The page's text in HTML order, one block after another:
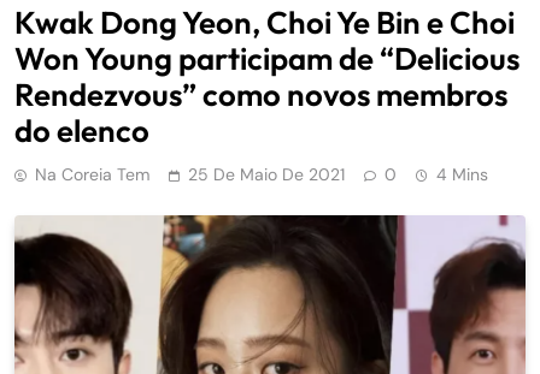
Kwak Dong Yeon, Choi Ye Bin e Choi
Won Young participam de “Delicious
Rendezvous” como novos membros
do elenco
Na Coreia Tem 25 De Maio De 2021 0 4 Mins